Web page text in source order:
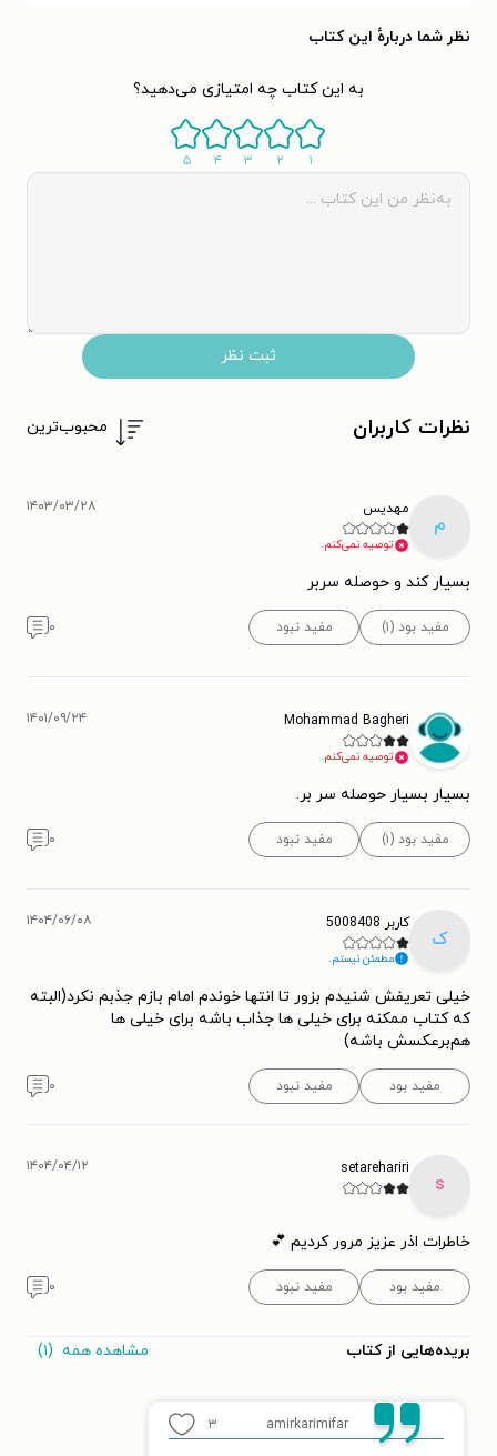
نظر شما دربارهٔ این کتاب
به این کتاب چه امتیازی می‌دهید؟
۱ ۲ ۳ ۴ ۵
ثبت نظر
نظرات کاربران محبوب‌ترین
م
مهدیس
توصیه نمی‌کنم.
۱۴۰۳/۰۳/۲۸
بسیار کند و حوصله سربر
مفید بود (۱) مفید نبود ۰
Mohammad Bagheri
توصیه نمی‌کنم.
۱۴۰۱/۰۹/۲۴
بسیار بسیار حوصله سر بر.
مفید بود (۱) مفید نبود ۰
ک
کاربر 5008408
مطمئن نیستم.
۱۴۰۴/۰۶/۰۸
خیلی تعریفش شنیدم بزور تا انتها خوندم امام بازم جذبم نکرد(البته
که کتاب ممکنه برای خیلی ها جذاب باشه برای خیلی ها
هم‌برعکسش باشه)
مفید بود مفید نبود ۰
s
setarehariri ۱۴۰۴/۰۴/۱۲
خاطرات اذر عزیز مرور کردیم 💕
مفید بود مفید نبود ۰
بریده‌هایی از کتاب مشاهده همه (۱)
amirkarimifar ۳